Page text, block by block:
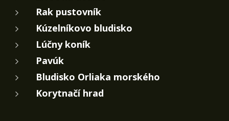
Rak pustovník
Kúzelníkovo bludisko
Lúčny koník
Pavúk
Bludisko Orliaka morského
Korytnačí hrad